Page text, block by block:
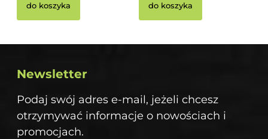
do koszyka do koszyka
Newsletter
Podaj swój adres e-mail, jeżeli chcesz
otrzymywać informacje o nowościach i
promocjach.